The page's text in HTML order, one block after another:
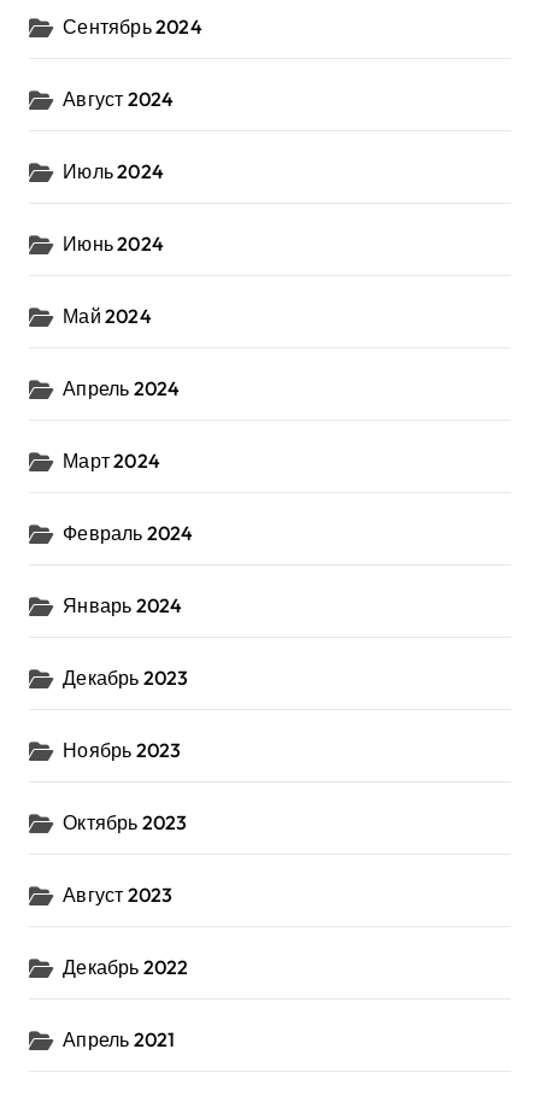
Сентябрь 2024
Август 2024
Июль 2024
Июнь 2024
Май 2024
Апрель 2024
Март 2024
Февраль 2024
Январь 2024
Декабрь 2023
Ноябрь 2023
Октябрь 2023
Август 2023
Декабрь 2022
Апрель 2021